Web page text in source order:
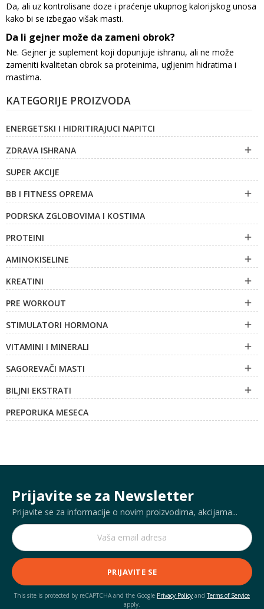
KATEGORIJE PROIZVODA
ENERGETSKI I HIDRITIRAJUCI NAPITCI
ZDRAVA ISHRANA

SUPER AKCIJE
BB I FITNESS OPREMA

PODRSKA ZGLOBOVIMA I KOSTIMA
PROTEINI

AMINOKISELINE 
KREATINI 
PRE WORKOUT 
STIMULATORI HORMONA 
VITAMINI I MINERALI 
SAGOREVAČI MASTI 
BILJNI EKSTRATI 
PREPORUKA MESECA
Da, ali uz kontrolisane doze i praćenje ukupnog kalorijskog unosa
kako bi se izbegao višak masti.
Da li gejner može da zameni obrok?
Ne. Gejner je suplement koji dopunjuje ishranu, ali ne može
zameniti kvalitetan obrok sa proteinima, ugljenim hidratima i
mastima.
Prijavite se za Newsletter
Prijavite se za informacije o novim proizvodima, akcijama...
PRIJAVITE SE
This site is protected by reCAPTCHA and the Google Privacy Policy andTerms of Service
apply.